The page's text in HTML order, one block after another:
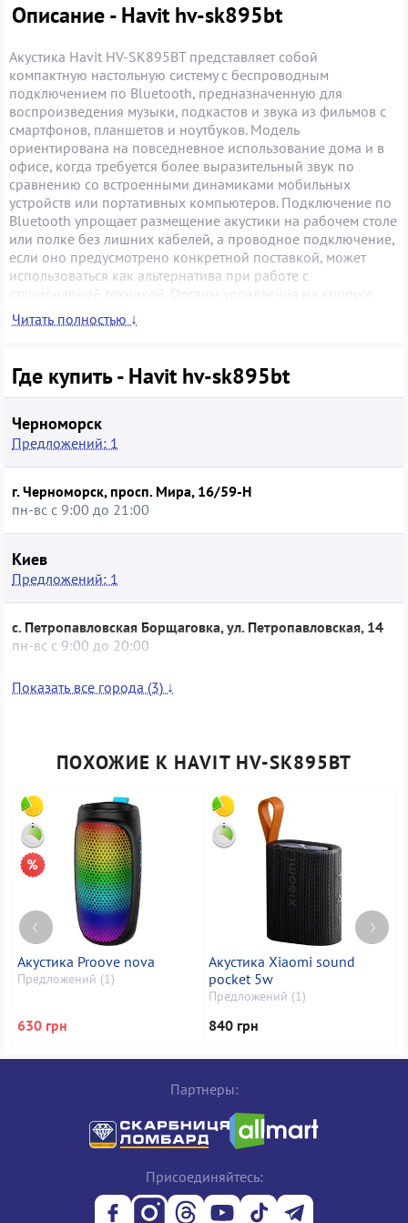
Описание - Havit hv-sk895bt
Акустика Havit HV-SK895BT представляет собой
компактную настольную систему с беспроводным
подключением по Bluetooth, предназначенную для
воспроизведения музыки, подкастов и звука из фильмов с
смартфонов, планшетов и ноутбуков. Модель
ориентирована на повседневное использование дома и в
офисе, когда требуется более выразительный звук по
сравнению со встроенными динамиками мобильных
устройств или портативных компьютеров. Подключение по
Bluetooth упрощает размещение акустики на рабочем столе
или полке без лишних кабелей, а проводное подключение,
если оно предусмотрено конкретной поставкой, может
использоваться как альтернатива при работе с
стационарной техникой. Органы управления на корпусе
дают возможность регулировать громкость и переключать
режимы без обращения к источнику сигнала. Такая акустика
уроков, видеоконференций, а покупка б/у экземпляра часто
позволяет получить рабочее устройство по более доступной
цене при проверке его состояния продавцом.
Читать полностью ↓
Где купить - Havit hv-sk895bt
Черноморск
Предложений: 1
г. Черноморск, просп. Мира, 16/59-Н
пн-вс с 9:00 до 21:00
Киев
Предложений: 1
с. Петропавловская Борщаговка, ул. Петропавловская, 14
пн-вс с 9:00 до 20:00
Тернополь
г. Тернополь, б-р Шевченка, 14
Показать все города (3) ↓
ПОХОЖИЕ К HAVIT HV-SK895BT
Акустика Proove nova
Предложений (1)
630 грн
Акустика Xiaomi sound
pocket 5w
Предложений (1)
840 грн
Партнеры:
Присоединяйтесь: